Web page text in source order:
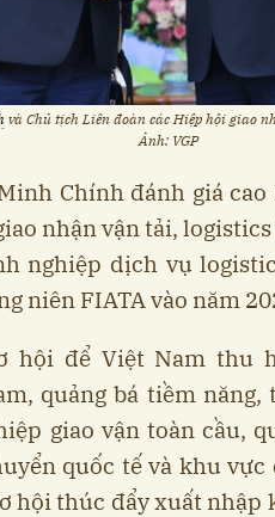
và Chủ tịch Liên đoàn các Hiệp hội giao
Ảnh: VGP
Chính đánh giá
nhận vận tải,
nghiệp dịch vụ
niên FIATA vào năm
hội để Việt Nam thu
quảng bá tiềm năng,
giao vận toàn cầu,
quốc tế và khu vực
hội thúc đẩy xuất nhập